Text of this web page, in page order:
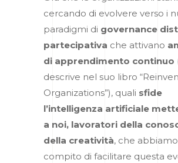
cercando di evolvere verso i
paradigmi di governance
partecipativa che attivano
di apprendimento continuo
descrive nel suo libro
Organizations”), quali sfide
l’intelligenza artificiale
a noi, lavoratori della
della creatività, che
compito di facilitare questa